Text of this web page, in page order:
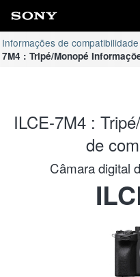
Informações de
7M4 : Tripé/Monopé
ILCE-7M4 :
de
Câmara digital